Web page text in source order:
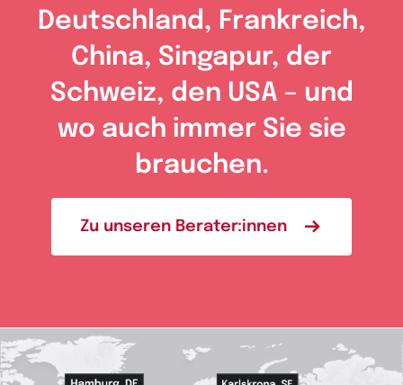
Deutschland, Frankreich,
China, Singapur, der
Schweiz, den USA – und
wo auch immer Sie sie
brauchen.
Zu unseren Berater:innen